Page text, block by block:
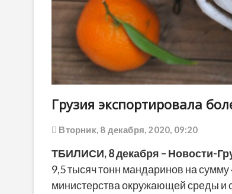
Грузия экспортировала
Вторник, 8 декабря, 2020, 09:20
ТБИЛИСИ,8 декабря – Новости-
9,5 тысяч тонн мандаринов на
министерства окружающей среды и